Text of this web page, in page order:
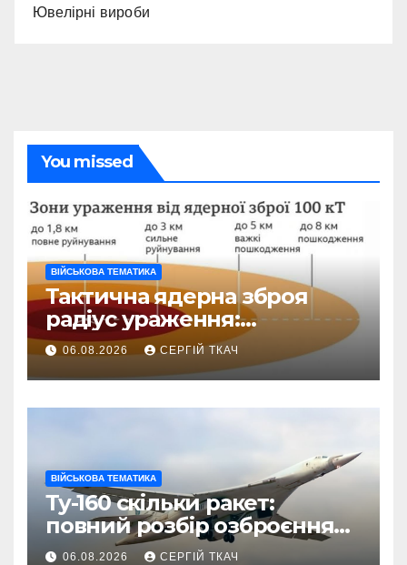
Ювелірні вироби
You missed
ВІЙСЬКОВА ТЕМАТИКА
Тактична ядерна зброя
радіус ураження:
детальний розбір зон
знищення
06.08.2026 СЕРГІЙ ТКАЧ
ВІЙСЬКОВА ТЕМАТИКА
Ту-160 скільки ракет:
повний розбір озброєння
стратегічного
06.08.2026 СЕРГІЙ ТКАЧ